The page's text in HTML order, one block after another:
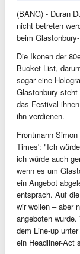
(BANG) - Duran
nicht betreten
beim
Die Ikonen der
Bucket List,
sogar eine
Glastonbury
das Festival
ihn verdienen.
Frontmann
Times': "Ich
ich würde auch
wenn es um
ein Angebot
entsprach. Auf
wir wollen – aber
angeboten
dem Line-up
ein Headliner-Act